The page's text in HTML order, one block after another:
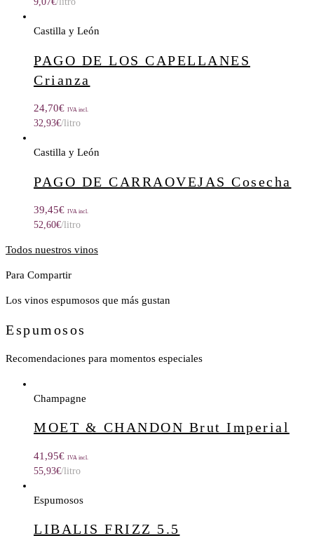
Castilla y León
PAGO DE LOS CAPELLANES
Crianza
24,70€ IVA incl.
32,93€/litro
Castilla y León
PAGO DE CARRAOVEJAS Cosecha
39,45€ IVA incl.
52,60€/litro
Todos nuestros vinos
Para Compartir
Los vinos espumosos que más gustan
Espumosos
Recomendaciones para momentos especiales
Champagne
MOET & CHANDON Brut Imperial
41,95€ IVA incl.
55,93€/litro
Espumosos
LIBALIS FRIZZ 5.5